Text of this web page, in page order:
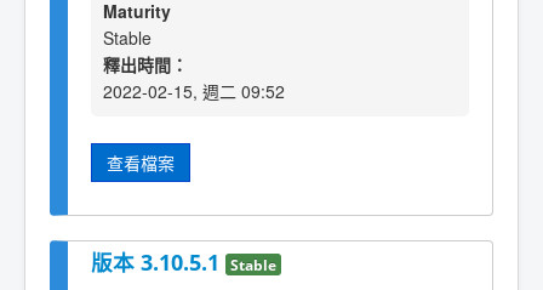
Maturity
Stable
釋出時間：
2022-02-15, 週二 09:52
查看檔案
版本 3.10.5.1 Stable